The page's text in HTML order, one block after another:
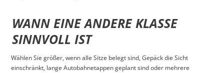
WANN EINE ANDERE KLASSE
SINNVOLL IST
Wählen Sie größer, wenn alle Sitze belegt sind, Gepäck die Sicht
einschränkt, lange Autobahnetappen geplant sind oder mehrere